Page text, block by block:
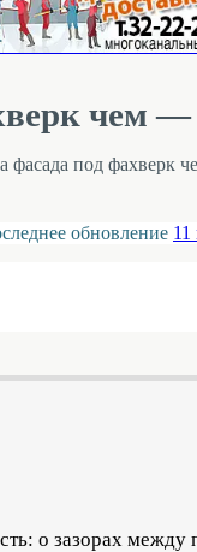
фасада под
обновление 11
о зазорах между